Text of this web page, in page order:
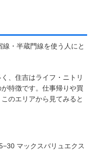
・半蔵門線を使う人にと
、住吉はライフ・ニトリ
特徴です。仕事帰りや買
のエリアから見てみると
マックスバリュエクス